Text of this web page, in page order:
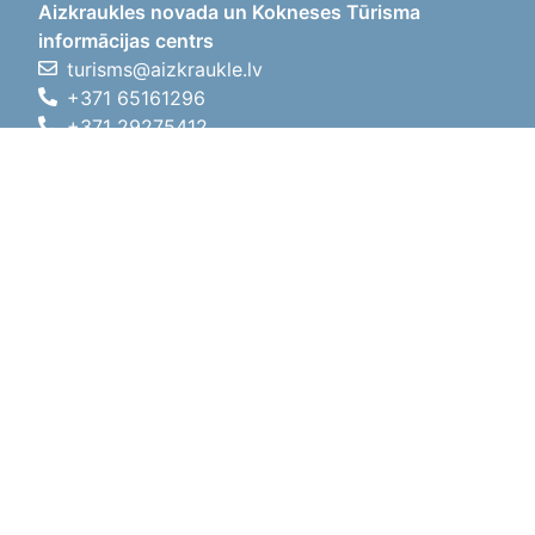
Aizkraukles novada un Kokneses Tūrisma
informācijas centrs
turisms@aizkraukle.lv
+371 65161296
+371 29275412